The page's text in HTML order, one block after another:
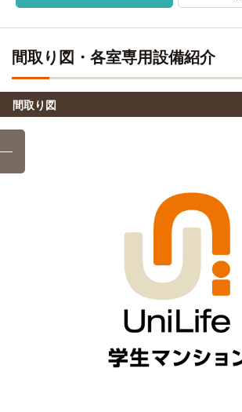
広島美容専門学校
広島YMCA専門学校
広島会計学院ビジネス専門学校(会計学院キャンパス)
間取り図・各室専用設備紹介
間取り図